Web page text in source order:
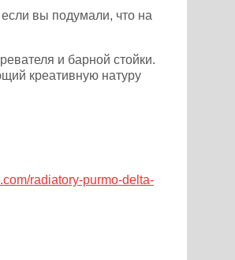
вы подумали, что на
и барной стойки.
креативную натуру
radiatory-purmo-delta-